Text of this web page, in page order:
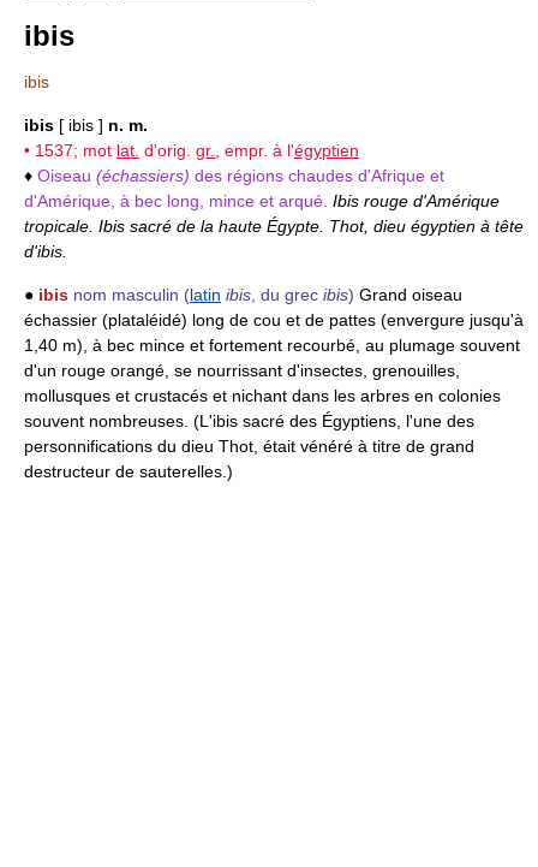
ibis
ibis
ibis [ ibis ] n. m.
• 1537; mot lat. d'orig. gr. , empr. à l'égyptien
♦ Oiseau (échassiers) des régions chaudes d'Afrique et
d'Amérique, à bec long, mince et arqué. Ibis rouge d'Amérique
tropicale. Ibis sacré de la haute Égypte. Thot, dieu égyptien à tête
d'ibis.
● ibis nom masculin (latin ibis , du grec ibis) Grand oiseau
échassier (plataléidé) long de cou et de pattes (envergure jusqu'à
1,40 m), à bec mince et fortement recourbé, au plumage souvent
d'un rouge orangé, se nourrissant d'insectes, grenouilles,
mollusques et crustacés et nichant dans les arbres en colonies
souvent nombreuses. (L'ibis sacré des Égyptiens, l'une des
personnifications du dieu Thot, était vénéré à titre de grand
destructeur de sauterelles.)